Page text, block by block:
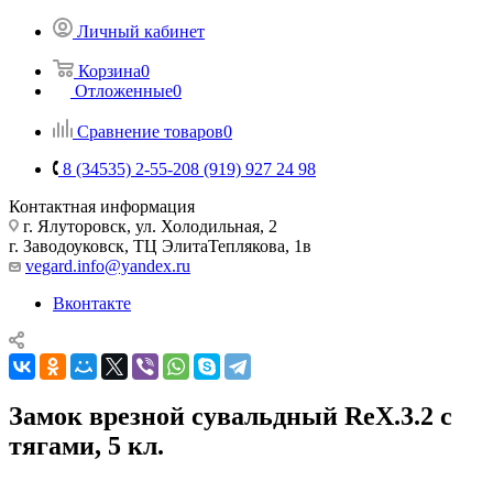
Личный кабинет
Корзина0
Отложенные0
Сравнение товаров0
8 (34535) 2-55-208 (919) 927 24 98
Контактная информация
г. Ялуторовск, ул. Холодильная, 2
г. Заводоуковск, ​ТЦ Элита​Теплякова, 1в
vegard.info@yandex.ru
Вконтакте
Замок врезной сувальдный RеХ.3.2 с
тягами, 5 кл.